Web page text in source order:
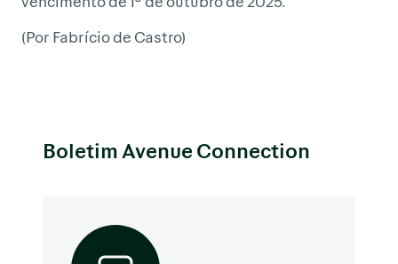
(Por Fabrício de Castro)
Boletim Avenue Connection